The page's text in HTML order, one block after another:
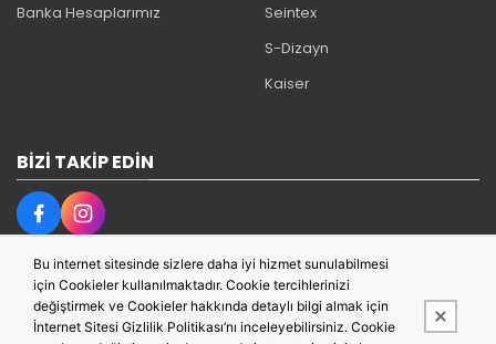
Banka Hesaplarımız
Seintex
S-Dizayn
Kaiser
BIZI TAKIP EDIN
Bu site,PobolEti®Entegre E-ticaret Sistemi ile hazırlanmıştır.
Bu internet sitesinde sizlere daha iyi hizmet sunulabilmesi
için Cookieler kullanılmaktadır. Cookie tercihlerinizi
değiştirmek ve Cookieler hakkında detaylı bilgi almak için
İnternet Sitesi Gizlilik Politikası’nı inceleyebilirsiniz. Cookie